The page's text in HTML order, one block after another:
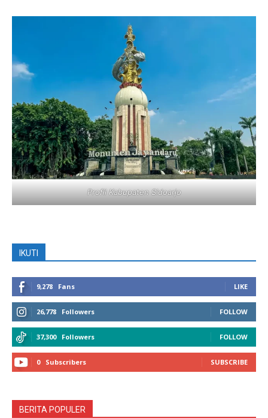
Profil Kabupaten Sidoarjo
IKUTI
9,278 Fans LIKE
26,778 Followers FOLLOW
37,300 Followers FOLLOW
0 Subscribers SUBSCRIBE
BERITA POPULER